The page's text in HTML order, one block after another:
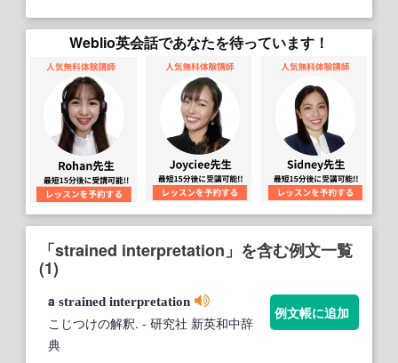
Weblio英会話であなたを待っています！
「strained interpretation」を含む例文一覧
(1)
a strained interpretation
こじつけの解釈. - 研究社 新英和中辞
典
例文帳に追加